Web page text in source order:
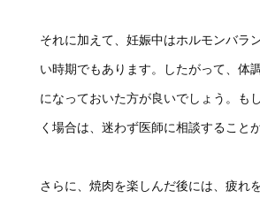
それに加えて、妊娠中はホルモンバラ
い時期でもあります。したがって、体
になっておいた方が良いでしょう。も
く場合は、迷わず医師に相談すること
さらに、焼肉を楽しんだ後には、疲れ